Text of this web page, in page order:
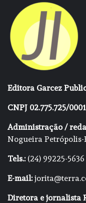
Editora Garcez
CNPJ 02.775.725/
Administração /
Nogueira Petrópolis-
Tels.:(24) 99225-
E-mail:
Diretora e jornalista